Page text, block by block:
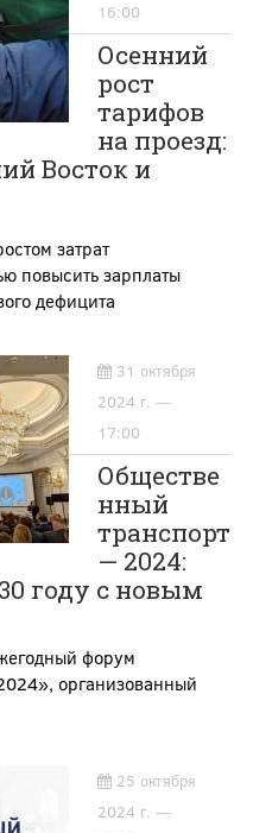
16:00
Осенний
рост
тарифов
на проезд:
Восток и
затрат
повысить зарплаты
дефицита
31 октября
2024 г. —
17:00
Обществе
нный
транспорт
— 2024:
году с новым
форум
организованный
25 октября
2024 г. —